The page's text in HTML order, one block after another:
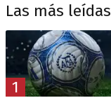
Las más leídas
1